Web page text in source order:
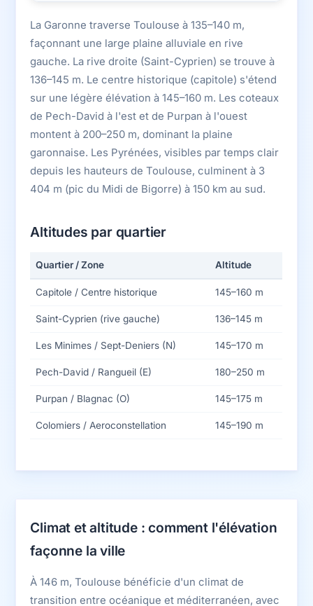
La Garonne traverse Toulouse à 135–140 m,
façonnant une large plaine alluviale en rive
gauche. La rive droite (Saint-Cyprien) se trouve à
136–145 m. Le centre historique (capitole) s'étend
sur une légère élévation à 145–160 m. Les coteaux
de Pech-David à l'est et de Purpan à l'ouest
montent à 200–250 m, dominant la plaine
garonnaise. Les Pyrénées, visibles par temps clair
depuis les hauteurs de Toulouse, culminent à 3
404 m (pic du Midi de Bigorre) à 150 km au sud.
Altitudes par quartier
Quartier / Zone Altitude
Capitole / Centre historique 145–160 m
Saint-Cyprien (rive gauche) 136–145 m
Les Minimes / Sept-Deniers (N) 145–170 m
Pech-David / Rangueil (E) 180–250 m
Purpan / Blagnac (O) 145–175 m
Colomiers / Aeroconstellation 145–190 m
Climat et altitude : comment l'élévation
façonne la ville
À 146 m, Toulouse bénéficie d'un climat de
transition entre océanique et méditerranéen, avec